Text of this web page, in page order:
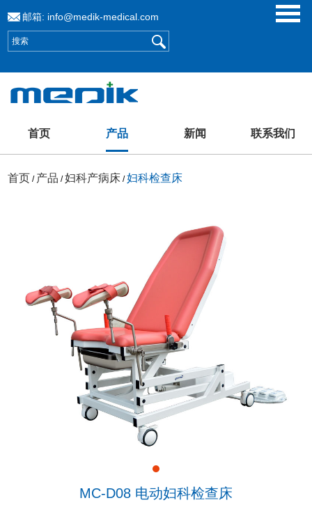
邮箱: info@medik-medical.com
首页 产品 新闻 联系我们
首页 / 产品 /妇科产病床 /妇科检查床
MC-D08 电动妇科检查床